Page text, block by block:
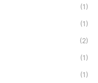
(1)
(1)
(2)
(1)
(1)